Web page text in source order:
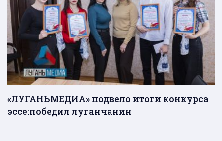
«ЛУГАНЬМЕДИА» подвело итоги конкурса
эссе:победил луганчанин